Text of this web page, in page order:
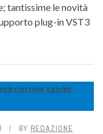
tantissime le novità
plug-in VST3
BY REDAZIONE